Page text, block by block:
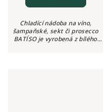
Chladící nádoba na víno,
šampaňské, sekt či prosecco
BATÍSO je vyrobená z bílého